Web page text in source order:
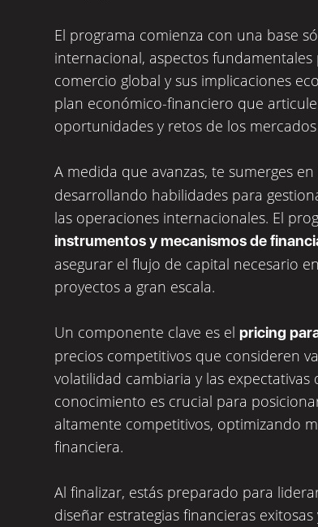
El programa comienza con una base
internacional, aspectos
comercio global y sus implicaciones
plan económico-financiero que
oportunidades y retos de los
A medida que avanzas, te sumerges
desarrollando habilidades para
las operaciones internacionales. El
instrumentos y mecanismos de
asegurar el flujo de capital necesario
proyectos a gran escala.
Un componente clave es elpricing
precios competitivos que consideren
volatilidad cambiaria y las
conocimiento es crucial para
altamente competitivos, optimizando
financiera.
Al finalizar, estás preparado para
diseñar estrategias financieras